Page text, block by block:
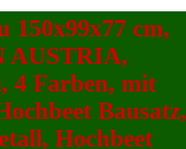
150x99x77 cm,
AUSTRIA,
4 Farben, mit
Bausatz,
Hochbeet